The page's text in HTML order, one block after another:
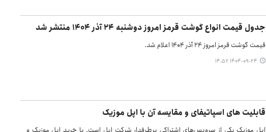
جدول قیمت انواع گوشت قرمز امروز دوشنبه ۲۴ آذر ۱۴۰۴ منتشر شد
قیمت گوشت قرمز امروز ۲۴ آذر ۱۴۰۴ اعلام شد.
۱۴۰۴-۰۹-۲۴ ۱۴:۵۷
قابلیت های اسپاتیفای و مقایسه آن با اپل موزیک